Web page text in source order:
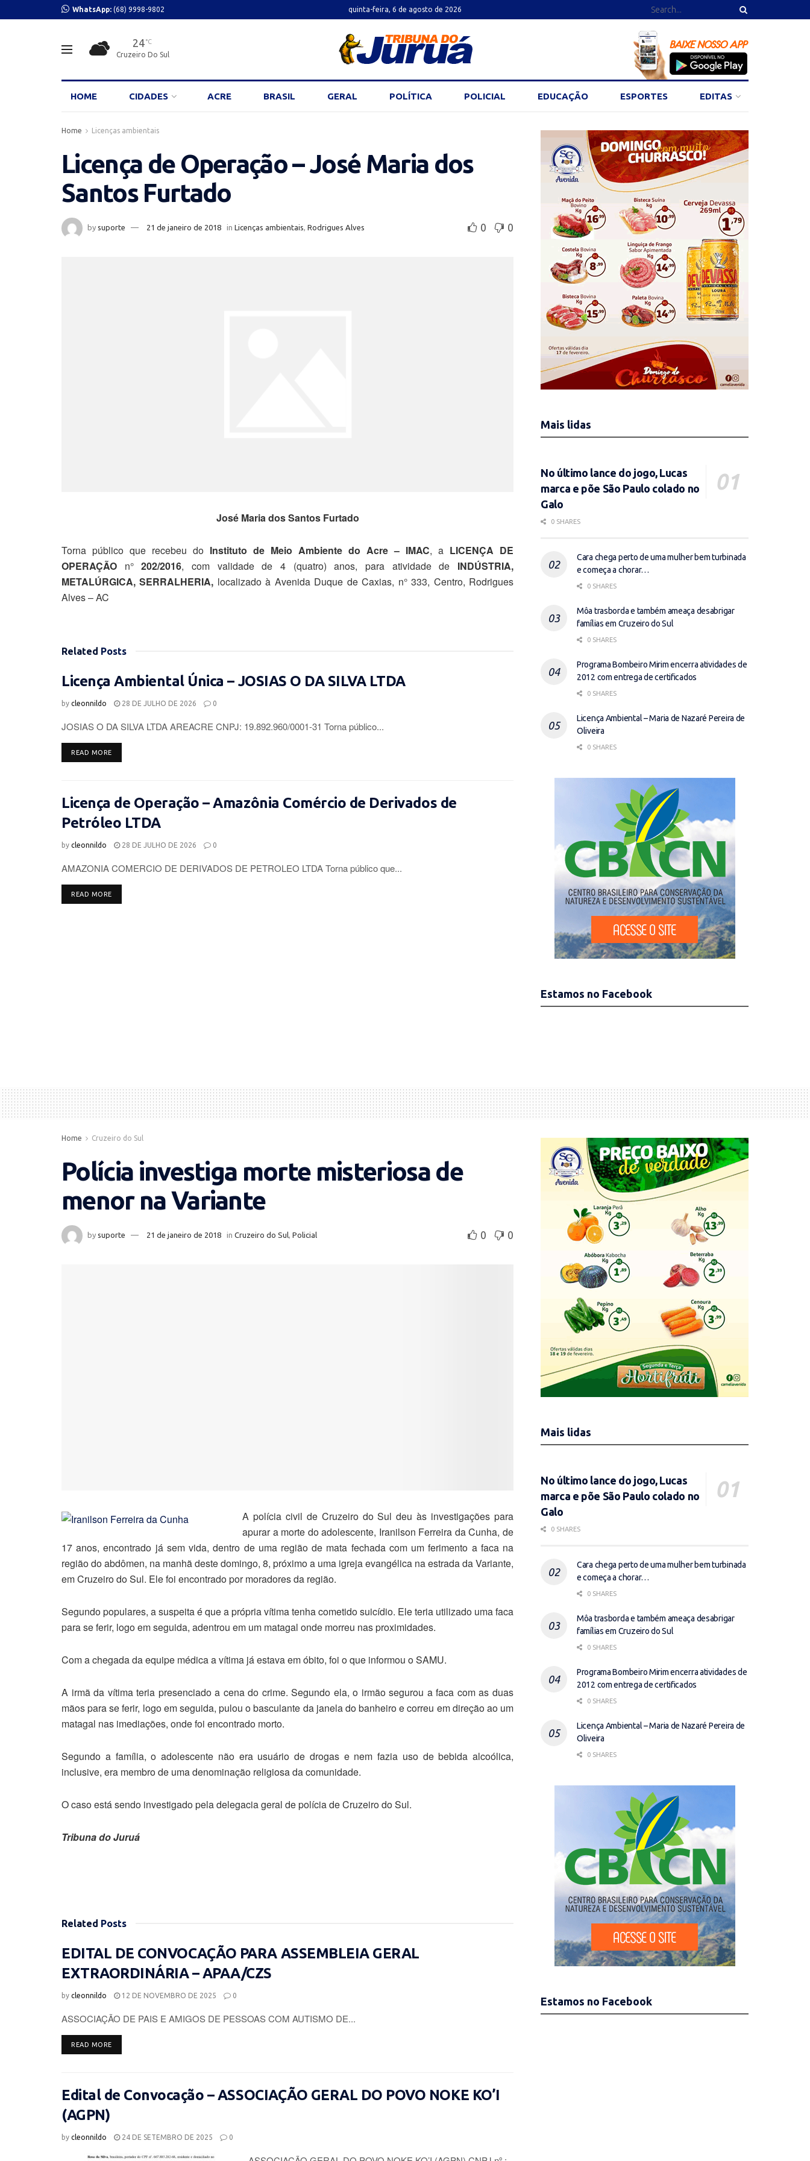
WhatsApp: (68) 9998-9802 quinta-feira, 6 de agosto de 2026
24 °C
Cruzeiro Do Sul
HOME CIDADES ACRE BRASIL GERAL POLÍTICA POLICIAL EDUCAÇÃO ESPORTES EDITAS
Home Licenças ambientais
Licença de Operação – José Maria dos
Santos Furtado
by suporte 21 de janeiro de 2018 in Licenças ambientais Rodrigues Alves 0 0
José Maria dos Santos Furtado
Torna público que recebeu do Instituto de Meio Ambiente do Acre – IMAC, a LICENÇA DE
OPERAÇÃO n°202/2016, com validade de 4 (quatro) anos, para atividade de INDÚSTRIA,
METALÚRGICA, SERRALHERIA, localizado à Avenida Duque de Caxias, n° 333, Centro, Rodrigues
Alves – AC
Related Posts
Licença Ambiental Única – JOSIAS O DA SILVA LTDA
by cleonnildo 28 DE JULHO DE 2026 0
JOSIAS O DA SILVA LTDA AREACRE CNPJ: 19.892.960/0001-31 Torna público...
READ MOREDETAILS
Licença de Operação – Amazônia Comércio de Derivados de
Petróleo LTDA
by cleonnildo 28 DE JULHO DE 2026 0
AMAZONIA COMERCIO DE DERIVADOS DE PETROLEO LTDA Torna público que...
READ MOREDETAILS
Mais lidas
No último lance do jogo, Lucas
marca e põe São Paulo colado no
Galo
0 SHARES
Cara chega perto de uma mulher bem turbinada
e começa a chorar…
0 SHARES
Môa trasborda e também ameaça desabrigar
famílias em Cruzeiro do Sul
0 SHARES
Programa Bombeiro Mirim encerra atividades de
2012 com entrega de certificados
0 SHARES
Licença Ambiental – Maria de Nazaré Pereira de
Oliveira
0 SHARES
Estamos no Facebook
Home Cruzeiro do Sul
Polícia investiga morte misteriosa de
menor na Variante
by suporte 21 de janeiro de 2018 in Cruzeiro do Sul Policial 0 0
A polícia civil de Cruzeiro do Sul deu às investigações para
apurar a morte do adolescente, Iranilson Ferreira da Cunha, de
17 anos, encontrado já sem vida, dentro de uma região de mata fechada com um ferimento a faca na
região do abdômen, na manhã deste domingo, 8, próximo a uma igreja evangélica na estrada da Variante,
em Cruzeiro do Sul. Ele foi encontrado por moradores da região.
Segundo populares, a suspeita é que a própria vítima tenha cometido suicídio. Ele teria utilizado uma faca
para se ferir, logo em seguida, adentrou em um matagal onde morreu nas proximidades.
Com a chegada da equipe médica a vítima já estava em óbito, foi o que informou o SAMU.
A irmã da vítima teria presenciado a cena do crime. Segundo ela, o irmão segurou a faca com as duas
mãos para se ferir, logo em seguida, pulou o basculante da janela do banheiro e correu em direção ao um
matagal nas imediações, onde foi encontrado morto.
Segundo a família, o adolescente não era usuário de drogas e nem fazia uso de bebida alcoólica,
inclusive, era membro de uma denominação religiosa da comunidade.
O caso está sendo investigado pela delegacia geral de polícia de Cruzeiro do Sul.
Tribuna do Juruá
Related Posts
EDITAL DE CONVOCAÇÃO PARA ASSEMBLEIA GERAL
EXTRAORDINÁRIA – APAA/CZS
by cleonnildo 12 DE NOVEMBRO DE 2025 0
ASSOCIAÇÃO DE PAIS E AMIGOS DE PESSOAS COM AUTISMO DE...
READ MOREDETAILS
Edital de Convocação – ASSOCIAÇÃO GERAL DO POVO NOKE KO’I
(AGPN)
by cleonnildo 24 DE SETEMBRO DE 2025 0
Mais lidas
No último lance do jogo, Lucas
marca e põe São Paulo colado no
Galo
0 SHARES
Cara chega perto de uma mulher bem turbinada
e começa a chorar…
0 SHARES
Môa trasborda e também ameaça desabrigar
famílias em Cruzeiro do Sul
0 SHARES
Programa Bombeiro Mirim encerra atividades de
2012 com entrega de certificados
0 SHARES
Licença Ambiental – Maria de Nazaré Pereira de
Oliveira
0 SHARES
Estamos no Facebook